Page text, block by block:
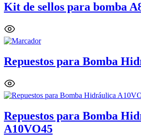
Kit de sellos para bomba
Repuestos para Bomba
Repuestos para Bomba
A10VO45